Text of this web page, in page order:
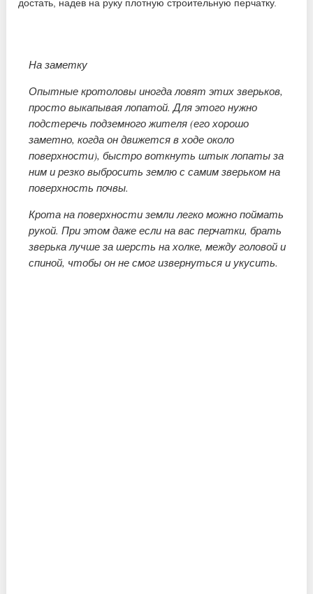
достать, надев на руку плотную строительную перчатку.
На заметку
Опытные кротоловы иногда ловят этих зверьков,
просто выкапывая лопатой. Для этого нужно
подстеречь подземного жителя (его хорошо
заметно, когда он движется в ходе около
поверхности), быстро воткнуть штык лопаты за
ним и резко выбросить землю с самим зверьком на
поверхность почвы.
Крота на поверхности земли легко можно поймать
рукой. При этом даже если на вас перчатки, брать
зверька лучше за шерсть на холке, между головой и
спиной, чтобы он не смог извернуться и укусить.